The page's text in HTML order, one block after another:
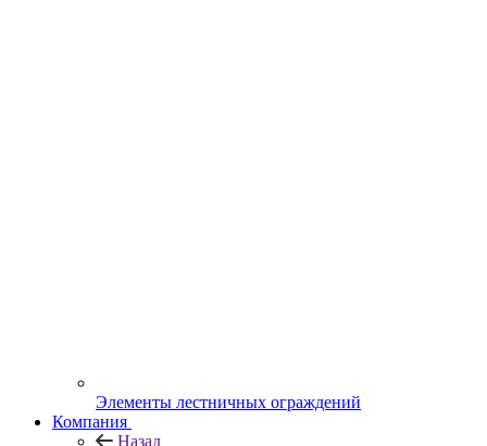
Элементы лестничных ограждений
Компания
Назад